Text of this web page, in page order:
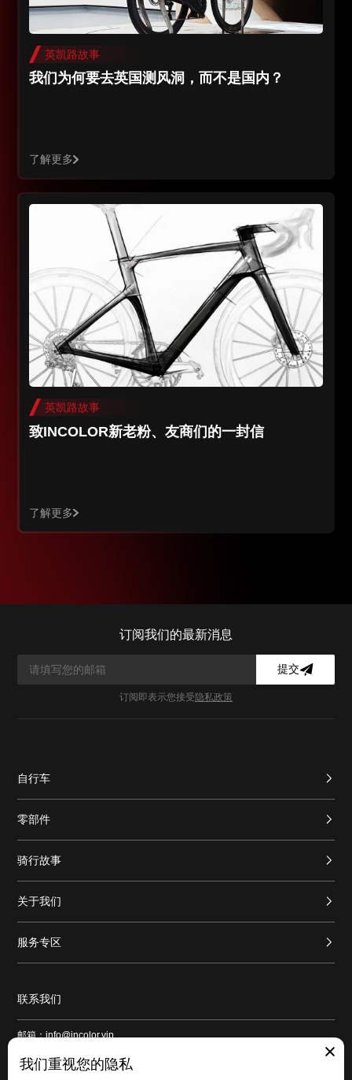
英凯路故事
我们为何要去英国测风洞，而不是国内？
了解更多
英凯路故事
致INCOLOR新老粉、友商们的一封信
了解更多
我们重视您的隐私
订阅我们的最新消息
提交
订阅即表示您接受 隐私政策
自行车
零部件
骑行故事
关于我们
服务专区
联系我们
邮箱：info@incolor.vip
地址：广东省广州市番禺区新造镇和平路1号良仓新造创意园9号仓103